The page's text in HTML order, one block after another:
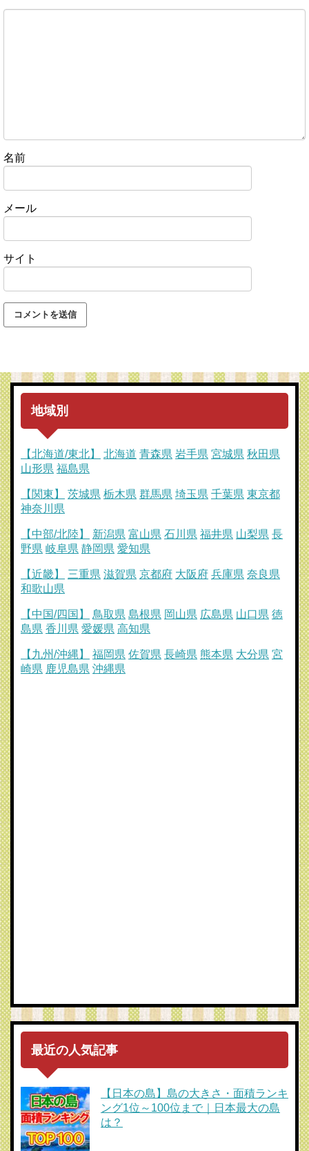
名前
メール
サイト
地域別
【北海道/東北】 北海道 青森県 岩手県 宮城県 秋田県
山形県 福島県
【関東】 茨城県 栃木県 群馬県 埼玉県 千葉県 東京都
神奈川県
【中部/北陸】 新潟県 富山県 石川県 福井県 山梨県 長
野県 岐阜県 静岡県 愛知県
【近畿】 三重県 滋賀県 京都府 大阪府 兵庫県 奈良県
和歌山県
【中国/四国】 鳥取県 島根県 岡山県 広島県 山口県 徳
島県 香川県 愛媛県 高知県
【九州/沖縄】 福岡県 佐賀県 長崎県 熊本県 大分県 宮
崎県 鹿児島県 沖縄県
最近の人気記事
【日本の島】島の大きさ・面積ランキ
ング1位～100位まで｜日本最大の島
は？